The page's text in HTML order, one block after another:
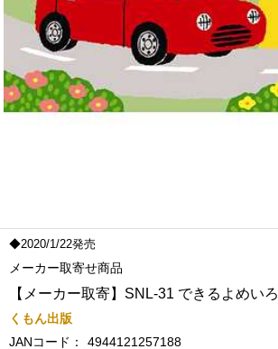
◆2020/1/22発売
メーカー取寄せ商品
【メーカー取寄】SNL-31 できるよめいろ
くもん出版
JANコード：
4944121257188